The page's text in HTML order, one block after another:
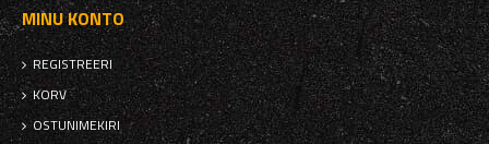
MINU KONTO
REGISTREERI
KORV
OSTUNIMEKIRI